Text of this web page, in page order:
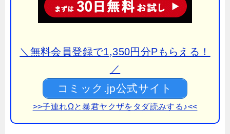
＼無料会員登録で1,350円分Pもらえる！
／
コミック.jp公式サイト
>>子連れΩと暴君ヤクザをタダ読みする♪<<